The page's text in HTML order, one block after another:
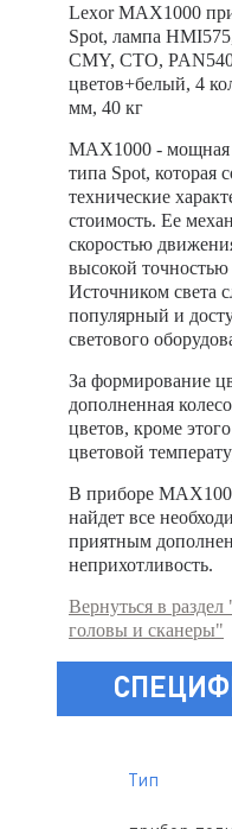
Lexor MAX1000
Spot, лампа
CMY, CTO,
цветов+белый, 4
мм, 40 кг
MAX1000 - мощная
типа Spot, которая
технические
стоимость. Ее
скоростью
высокой
Источником света
популярный и
светового
За формирование
дополненная
цветов, кроме
цветовой
В приборе
найдет все
приятным
неприхотливость.
Вернуться в
головы и сканеры"
Тип